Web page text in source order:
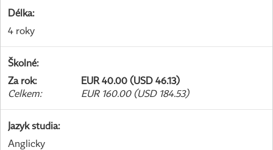
Délka:
4 roky
Školné:
Za rok:
EUR 40.00 (USD 46.13)
Celkem: EUR 160.00 (USD 184.53)
Jazyk studia:
Anglicky